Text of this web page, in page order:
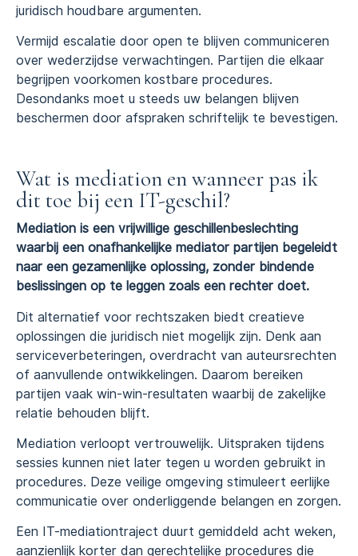
juridisch houdbare argumenten.
Vermijd escalatie door open te blijven communiceren
over wederzijdse verwachtingen. Partijen die elkaar
begrijpen voorkomen kostbare procedures.
Desondanks moet u steeds uw belangen blijven
beschermen door afspraken schriftelijk te bevestigen.
Wat is mediation en wanneer pas ik
dit toe bij een IT-geschil?
Mediation is een vrijwillige geschillenbeslechting
waarbij een onafhankelijke mediator partijen begeleidt
naar een gezamenlijke oplossing, zonder bindende
beslissingen op te leggen zoals een rechter doet.
Dit alternatief voor rechtszaken biedt creatieve
oplossingen die juridisch niet mogelijk zijn. Denk aan
serviceverbeteringen, overdracht van auteursrechten
of aanvullende ontwikkelingen. Daarom bereiken
partijen vaak win-win-resultaten waarbij de zakelijke
relatie behouden blijft.
Mediation verloopt vertrouwelijk. Uitspraken tijdens
sessies kunnen niet later tegen u worden gebruikt in
procedures. Deze veilige omgeving stimuleert eerlijke
communicatie over onderliggende belangen en zorgen.
Een IT-mediationtraject duurt gemiddeld acht weken,
aanzienlijk korter dan gerechtelijke procedures die